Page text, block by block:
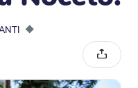
◆